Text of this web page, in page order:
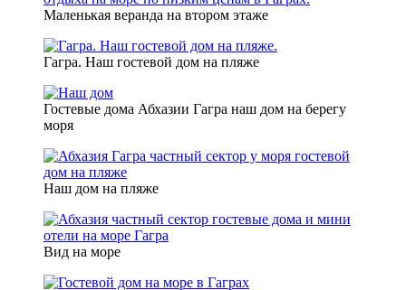
Маленькая веранда на втором этаже
Гагра. Наш гостевой дом на пляже
Гостевые дома Абхазии Гагра наш дом на берегу
моря
Наш дом на пляже
Вид на море